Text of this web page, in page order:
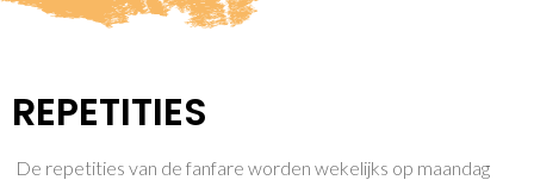
REPETITIES
De repetities van de fanfare worden wekelijks op maandag